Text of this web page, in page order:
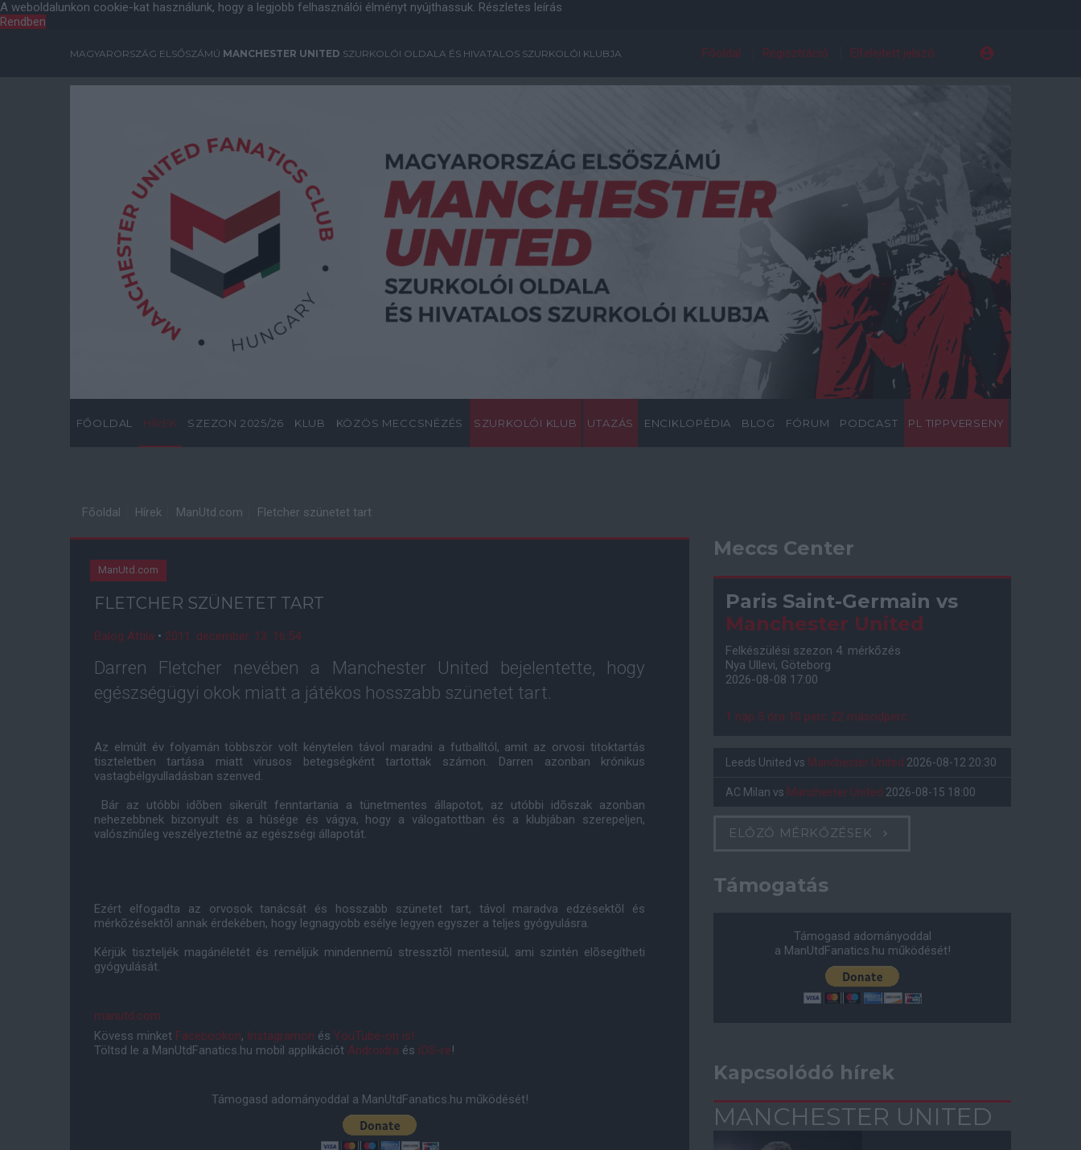
A weboldalunkon cookie-kat használunk, hogy a legjobb felhasználói élményt nyújthassuk. Részletes leírás
Rendben
MAGYARORSZÁG ELSŐSZÁMÚ MANCHESTER UNITED SZURKOLÓI OLDALA ÉS HIVATALOS SZURKOLÓI KLUBJA Főoldal Regisztráció Elfelejtett jelszó
FŐOLDAL HÍREK SZEZON 2025/26 KLUB KÖZÖS MECCSNÉZÉS SZURKOLÓI KLUB UTAZÁS ENCIKLOPÉDIA BLOG FÓRUM PODCAST PL TIPPVERSENY
Főoldal Hírek ManUtd.com Fletcher szünetet tart
ManUtd.com
FLETCHER SZÜNETET TART
Balog Attila • 2011. december. 13. 16:54
Darren Fletcher nevében a Manchester United bejelentette, hogy
egészségügyi okok miatt a játékos hosszabb szünetet tart.
Az elmúlt év folyamán többször volt kénytelen távol maradni a futballtól, amit az orvosi titoktartás
tiszteletben tartása miatt vírusos betegségként tartottak számon. Darren azonban krónikus
vastagbélgyulladásban szenved.
Bár az utóbbi idõben sikerült fenntartania a tünetmentes állapotot, az utóbbi idõszak azonban
nehezebbnek bizonyult és a hûsége és vágya, hogy a válogatottban és a klubjában szerepeljen,
valószínûleg veszélyeztetné az egészségi állapotát.
Ezért elfogadta az orvosok tanácsát és hosszabb szünetet tart, távol maradva edzésektõl és
mérkõzésektõl annak érdekében, hogy legnagyobb esélye legyen egyszer a teljes gyógyulásra.
Kérjük tiszteljék magánéletét és reméljük mindennemû stressztõl mentesül, ami szintén elõsegítheti
gyógyulását.
manutd.com
Kövess minket Facebookon, Instagramon és YouTube-on is!
Töltsd le a ManUtdFanatics.hu mobil applikációt Androidra és iOS-re!
Támogasd adományoddal a ManUtdFanatics.hu működését!
Meccs Center
Paris Saint-Germain vs
Manchester United
Felkészülési szezon 4. mérkőzés
Nya Ullevi, Göteborg
2026-08-08 17:00
1 nap 5 óra 10 perc 21 másodperc
Leeds United vs Manchester United 2026-08-12 20:30
AC Milan vs Manchester United 2026-08-15 18:00
ELŐZŐ MÉRKŐZÉSEK
Támogatás
Támogasd adományoddal
a ManUtdFanatics.hu működését!
Kapcsolódó hírek
MANCHESTER UNITED